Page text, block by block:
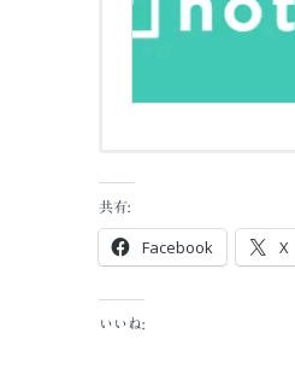
共有:
Facebook X
いいね: